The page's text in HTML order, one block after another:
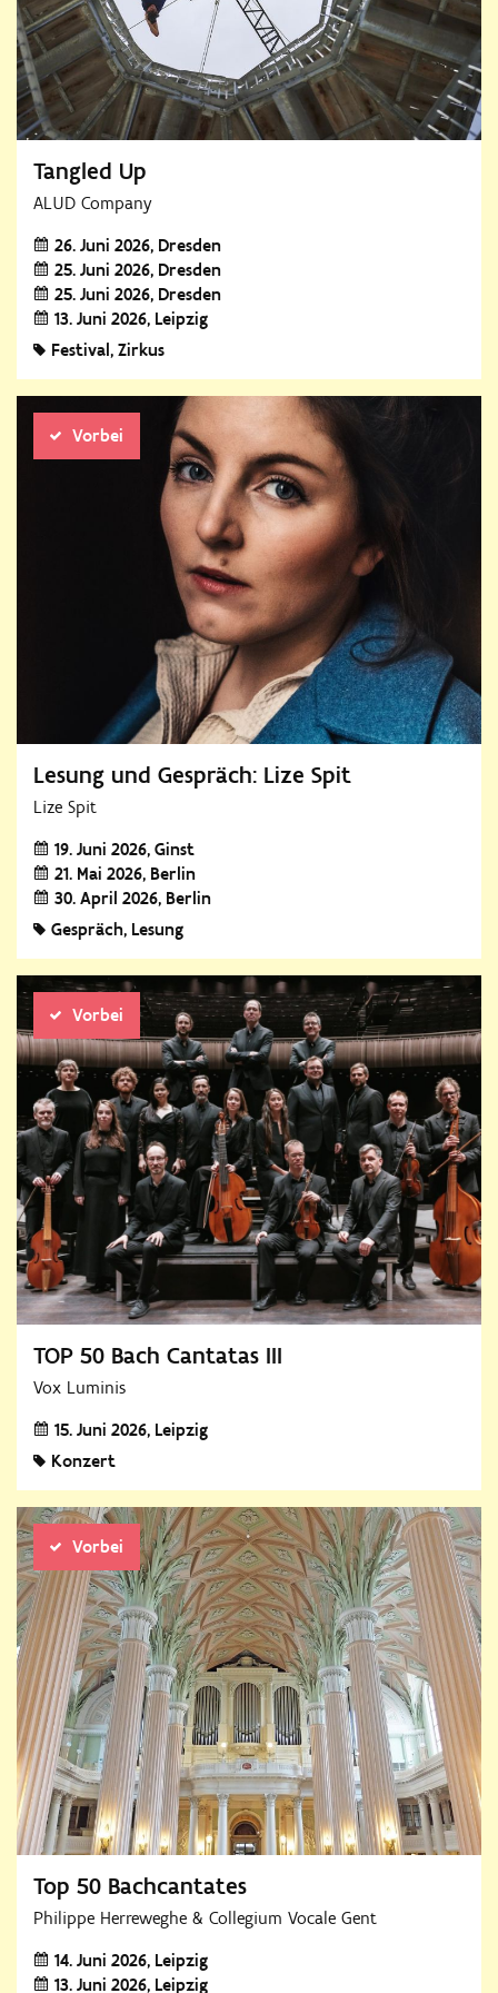
Tangled Up
ALUD Company
26. Juni 2026 Dresden
25. Juni 2026 Dresden
25. Juni 2026 Dresden
13. Juni 2026 Leipzig
Festival Zirkus
Vorbei
​Lesung und Gespräch: Lize Spit
Lize Spit
19. Juni 2026 Ginst
21. Mai 2026 Berlin
30. April 2026 Berlin
Gespräch Lesung
Vorbei
TOP 50 Bach Cantatas III
Vox Luminis
15. Juni 2026 Leipzig
Konzert
Vorbei
Top 50 Bachcantates
Philippe Herreweghe & Collegium Vocale Gent
14. Juni 2026 Leipzig
13. Juni 2026 Leipzig